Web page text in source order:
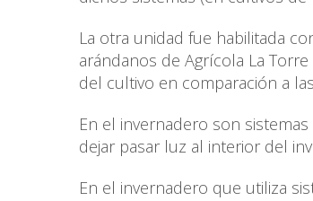
La otra unidad fue habilitada
arándanos de Agrícola La
del cultivo en comparación a
En el invernadero son
dejar pasar luz al interior del
En el invernadero que utiliza